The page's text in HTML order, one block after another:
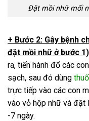
Đặt mồi nhữ mối
+ Bước 2: Gây bệnh
đặt mồi nhữ ở bước
ra, tiến hành đổ các
sạch, sau đó dùng
trực tiếp vào các con
vào vỏ hộp nhữ và
-7 ngày.